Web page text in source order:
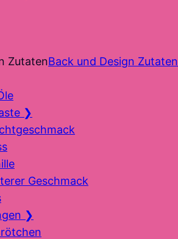
Back und Design Zutaten
❯
Geschmack
❯